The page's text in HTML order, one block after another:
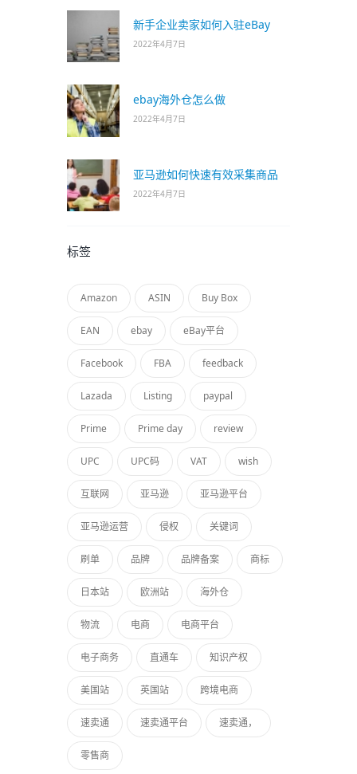
新手企业卖家如何入驻eBay
2022年4月7日
ebay海外仓怎么做
2022年4月7日
亚马逊如何快速有效采集商品
2022年4月7日
标签
Amazon ASIN Buy Box
EAN ebay eBay平台
Facebook FBA feedback
Lazada Listing paypal
Prime Prime day review
UPC UPC码 VAT wish
互联网 亚马逊 亚马逊平台
亚马逊运营 侵权 关键词
刷单 品牌 品牌备案 商标
日本站 欧洲站 海外仓
物流 电商 电商平台
电子商务 直通车 知识产权
美国站 英国站 跨境电商
速卖通 速卖通平台 速卖通，
零售商